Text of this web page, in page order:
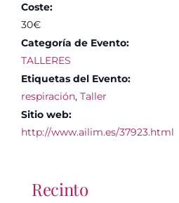
Coste:
30€
Categoría de Evento:
TALLERES
Etiquetas del Evento:
respiración, Taller
Sitio web:
http://www.ailim.es/37923.html
Recinto